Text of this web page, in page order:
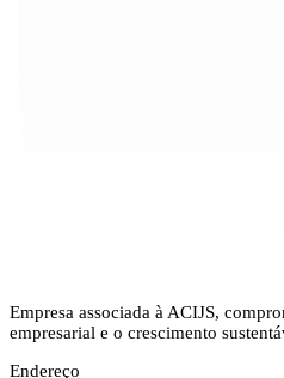
Empresa associada à ACIJS,
empresarial e o crescimento
Endereço